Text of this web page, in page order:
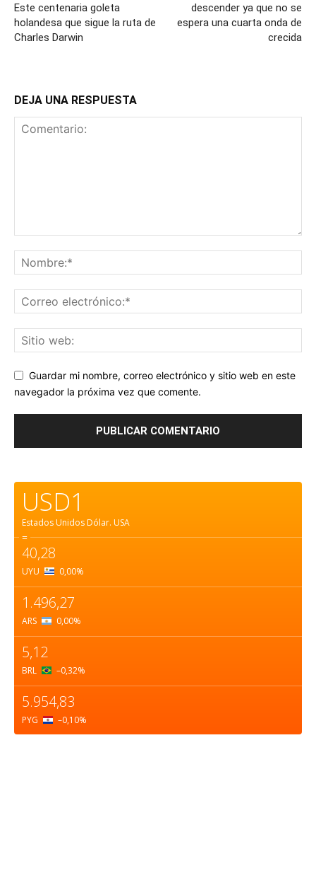
Este centenaria goleta
holandesa que sigue la ruta de
Charles Darwin
descender ya que no se
espera una cuarta onda de
crecida
DEJA UNA RESPUESTA
Guardar mi nombre, correo electrónico y sitio web en este
navegador la próxima vez que comente.
USD1
Estados Unidos Dólar. USA
=
40,28
UYU 0,00%
1.496,27
ARS 0,00%
5,12
BRL –0,32%
5.954,83
PYG –0,10%